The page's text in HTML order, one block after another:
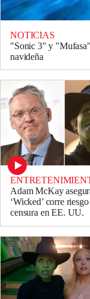
NOTICIAS
"Sonic 3" y
navideña
Adam McKay
‘Wicked’ corre
censura en EE. UU.